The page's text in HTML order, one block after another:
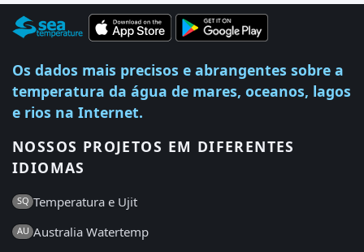
Os dados mais precisos e abrangentes sobre a
temperatura da água de mares, oceanos, lagos
e rios na Internet.
NOSSOS PROJETOS EM DIFERENTES
IDIOMAS
SQ Temperatura e Ujit
AU Australia Watertemp